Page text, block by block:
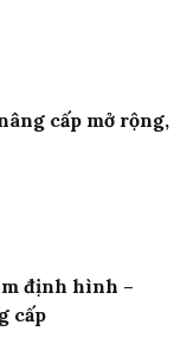
cấp mở rộng,
định hình –
cấp